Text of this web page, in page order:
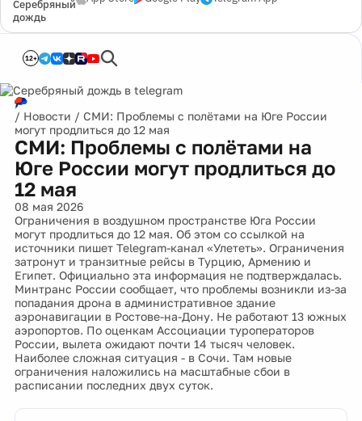
Серебряный
дождь
12+
/ Новости / СМИ: Проблемы с полётами на Юге России
могут продлиться до 12 мая
СМИ: Проблемы с полётами на
Юге России могут продлиться до
12 мая
08 мая 2026
Ограничения в воздушном пространстве Юга России
могут продлиться до 12 мая. Об этом со ссылкой на
источники пишет Telegram-канал «Улететь». Ограничения
затронут и транзитные рейсы в Турцию, Армению и
Египет. Официально эта информация не подтверждалась.
Минтранс России сообщает, что проблемы возникли из-за
попадания дрона в административное здание
аэронавигации в Ростове-на-Дону. Не работают 13 южных
аэропортов. По оценкам Ассоциации туроператоров
России, вылета ожидают почти 14 тысяч человек.
Наиболее сложная ситуация - в Сочи. Там новые
ограничения наложились на масштабные сбои в
расписании последних двух суток.